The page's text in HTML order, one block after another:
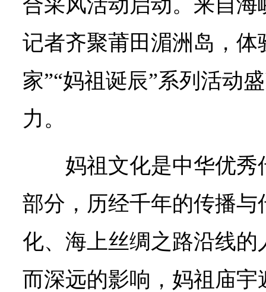
合采风活动启动。来自海
记者齐聚莆田湄洲岛，体
家”“妈祖诞辰”系列活动
力。
妈祖文化是中华优
部分，历经千年的传播
化、海上丝绸之路沿线
而深远的影响，妈祖庙宇